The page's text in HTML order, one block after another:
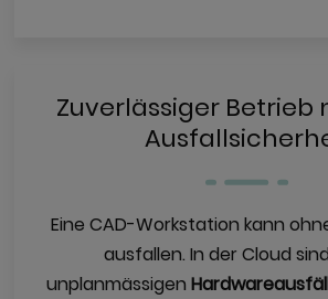
Zuverlässiger Betrieb
Eine CAD-Workstation kann
ausfallen. In der Cloud
unplanmässigen